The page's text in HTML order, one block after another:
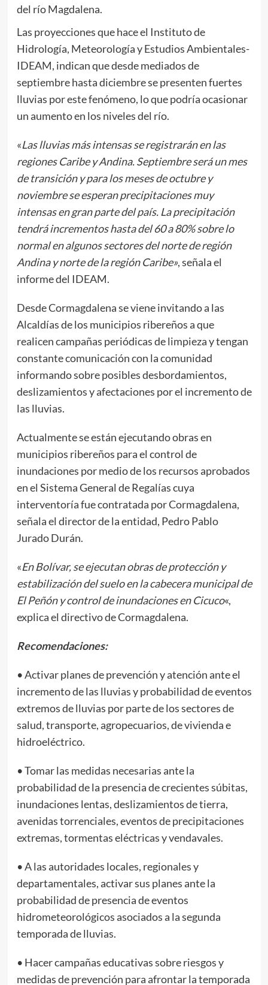
del río Magdalena.
Las proyecciones que hace el Instituto de
Hidrología, Meteorología y Estudios Ambientales-
IDEAM, indican que desde mediados de
septiembre hasta diciembre se presenten fuertes
lluvias por este fenómeno, lo que podría ocasionar
un aumento en los niveles del río.
«Las lluvias más intensas se registrarán en las
regiones Caribe y Andina. Septiembre será un mes
de transición y para los meses de octubre y
noviembre se esperan precipitaciones muy
intensas en gran parte del país. La precipitación
tendrá incrementos hasta del 60 a 80% sobre lo
normal en algunos sectores del norte de región
Andina y norte de la región Caribe», señala el
informe del IDEAM.
Desde Cormagdalena se viene invitando a las
Alcaldías de los municipios ribereños a que
realicen campañas periódicas de limpieza y tengan
constante comunicación con la comunidad
informando sobre posibles desbordamientos,
deslizamientos y afectaciones por el incremento de
las lluvias.
Actualmente se están ejecutando obras en
municipios ribereños para el control de
inundaciones por medio de los recursos aprobados
en el Sistema General de Regalías cuya
interventoría fue contratada por Cormagdalena,
señala el director de la entidad, Pedro Pablo
Jurado Durán.
«En Bolívar, se ejecutan obras de protección y
estabilización del suelo en la cabecera municipal de
El Peñón y control de inundaciones en Cicuco«,
explica el directivo de Cormagdalena.
Recomendaciones:
• Activar planes de prevención y atención ante el
incremento de las lluvias y probabilidad de eventos
extremos de lluvias por parte de los sectores de
salud, transporte, agropecuarios, de vivienda e
hidroeléctrico.
• Tomar las medidas necesarias ante la
probabilidad de la presencia de crecientes súbitas,
inundaciones lentas, deslizamientos de tierra,
avenidas torrenciales, eventos de precipitaciones
extremas, tormentas eléctricas y vendavales.
• A las autoridades locales, regionales y
departamentales, activar sus planes ante la
probabilidad de presencia de eventos
hidrometeorológicos asociados a la segunda
temporada de lluvias.
• Hacer campañas educativas sobre riesgos y
medidas de prevención para afrontar la temporada